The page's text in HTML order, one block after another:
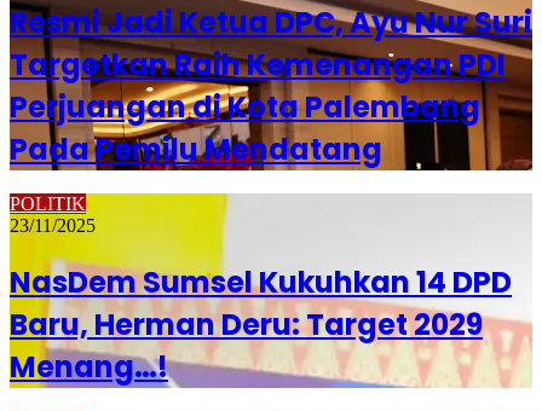
Resmi Jadi Ketua DPC, Ayu Nur Suri
Targetkan Raih Kemenangan PDI
Perjuangan di Kota Palembang
Pada Pemilu Mendatang
POLITIK
23/11/2025
NasDem Sumsel Kukuhkan 14 DPD
Baru, Herman Deru: Target 2029
Menang…!